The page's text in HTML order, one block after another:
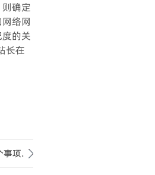
确定
络网
的关
长在
事项.